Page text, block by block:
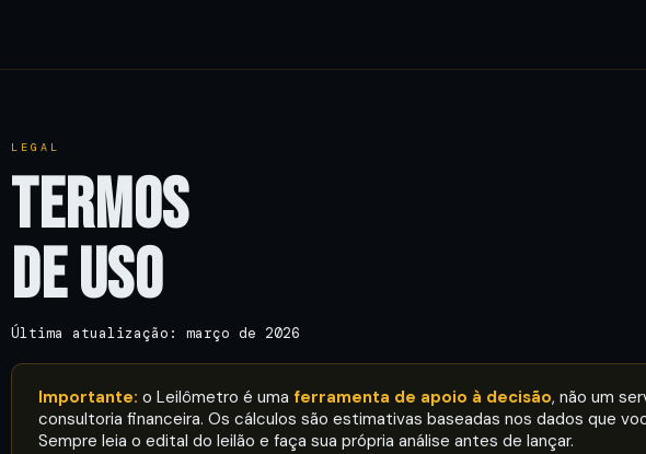
LEGAL
TERMOS
DE USO
Última atualização: março de 2026
Importante: o Leilômetro é uma ferramenta de apoio à decisão, não um
consultoria financeira. Os cálculos são estimativas baseadas nos dados que
Sempre leia o edital do leilão e faça sua própria análise antes de lançar.